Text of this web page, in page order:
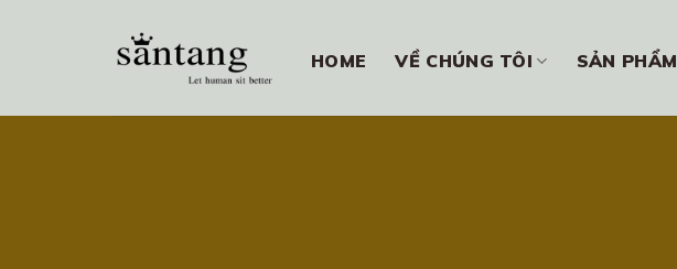
HOME VỀ CHÚNG TÔI SẢN PHẨM